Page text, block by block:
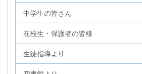
中学生の皆さん
在校生・保護者の皆様
生徒指導より